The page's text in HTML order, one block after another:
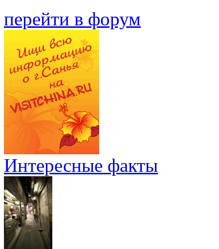
перейти в форум
Интересные факты